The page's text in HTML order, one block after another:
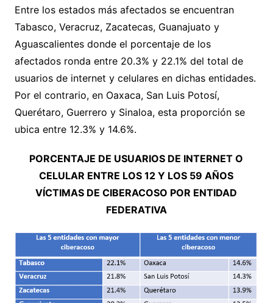
Entre los estados más afectados se encuentran
Tabasco, Veracruz, Zacatecas, Guanajuato y
Aguascalientes donde el porcentaje de los
afectados ronda entre 20.3% y 22.1% del total de
usuarios de internet y celulares en dichas entidades.
Por el contrario, en Oaxaca, San Luis Potosí,
Querétaro, Guerrero y Sinaloa, esta proporción se
ubica entre 12.3% y 14.6%.
PORCENTAJE DE USUARIOS DE INTERNET O
CELULAR ENTRE LOS 12 Y LOS 59 AÑOS
VÍCTIMAS DE CIBERACOSO POR ENTIDAD
FEDERATIVA